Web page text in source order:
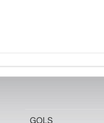
GOLS